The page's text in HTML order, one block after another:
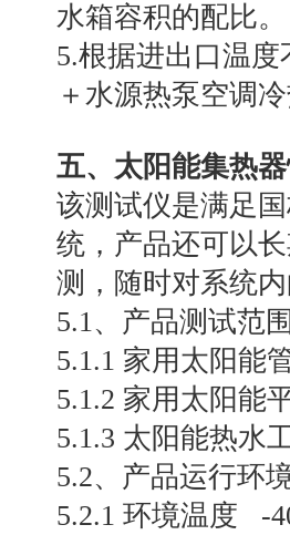
水箱容积的配比。
5.根据进出口温
＋水源热泵空调
五、太阳能集热
该测试仪是满足
统，产品还可以
测，随时对系统
5.1、产品测试范
5.1.1 家用太阳能
5.1.2 家用太阳能
5.1.3 太阳能热水
5.2、产品运行环
5.2.1 环境温度 -